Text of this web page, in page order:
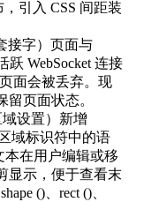
接字）页面与
跃 WebSocket 连接
面会被丢弃。现
页面状态。
域设置）新增
域标识符中的语
本在用户编辑或移
显示，便于查看末
()、rect ()、